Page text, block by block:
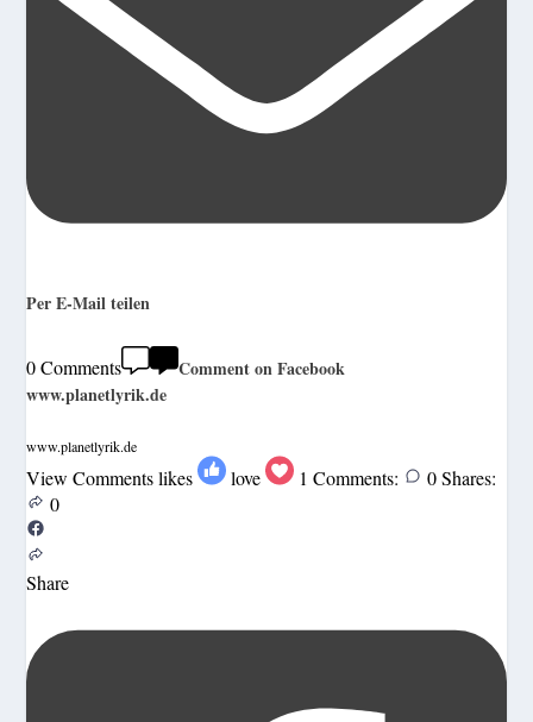
Per E-Mail teilen
0 Comments
Comment on Facebook
www.planetlyrik.de
www.planetlyrik.de
View Comments likes love 1 Comments: 0 Shares:
0
Share